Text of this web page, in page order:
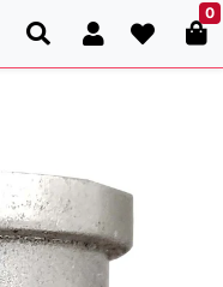
0